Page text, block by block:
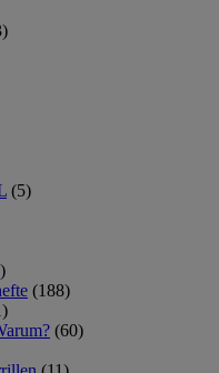
(5)
(188)
(60)